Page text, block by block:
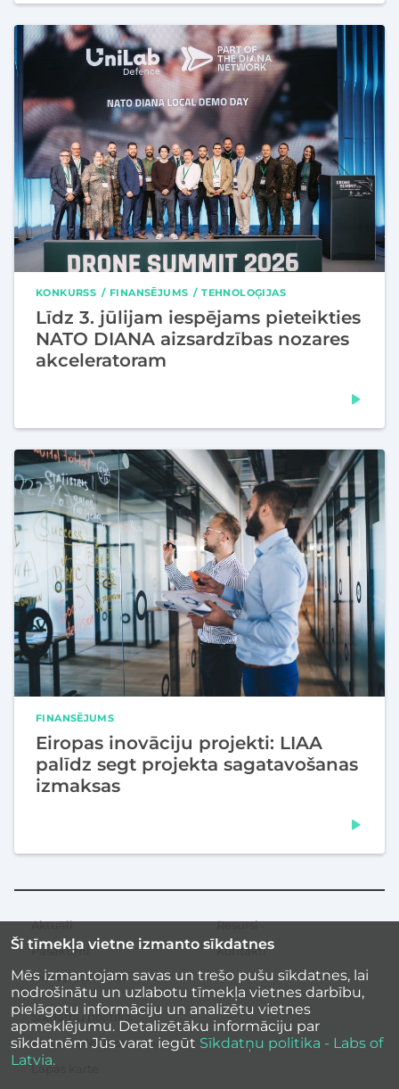
KONKURSS FINANSĒJUMS TEHNOLOĢIJAS
Līdz 3. jūlijam iespējams pieteikties
NATO DIANA aizsardzības nozares
akceleratoram
FINANSĒJUMS
Eiropas inovāciju projekti: LIAA
palīdz segt projekta sagatavošanas
izmaksas
Šī tīmekļa vietne izmanto sīkdatnes
Mēs izmantojam savas un trešo pušu sīkdatnes, lai
nodrošinātu un uzlabotu tīmekļa vietnes darbību,
pielāgotu informāciju un analizētu vietnes
apmeklējumu. Detalizētāku informāciju par
sīkdatnēm Jūs varat iegūt Sīkdatņu politika - Labs of
Latvia.
Sekundārā
izvēlne
Aktuāli
Pasākumi
Iedvesmas stāsti
Resursi
Kontakti
Sīkdatņu politika
Vietnes piekļūstamība
Lapas karte